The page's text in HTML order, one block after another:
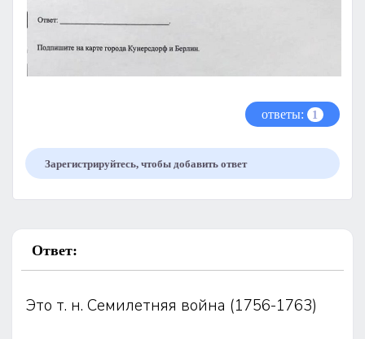
ответы: 1
Зарегистрируйтесь, чтобы добавить ответ
Ответ:
Это т. н. Семилетняя война (1756-1763)